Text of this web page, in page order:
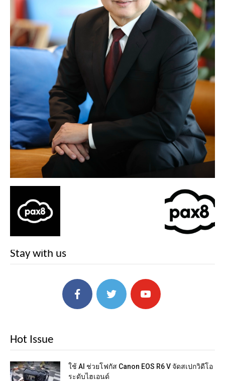
Stay with us
Hot Issue
ใช้ AI ช่วยโฟกัส Canon EOS R6 V จัดสเปกวิดีโอ
ระดับไฮเอนด์